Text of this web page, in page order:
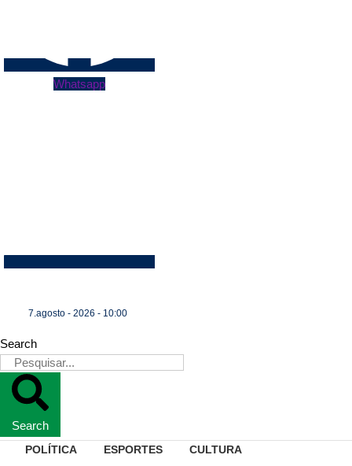
Whatsapp
7.agosto - 2026 - 10:00
Search
Search
POLÍTICA ESPORTES CULTURA